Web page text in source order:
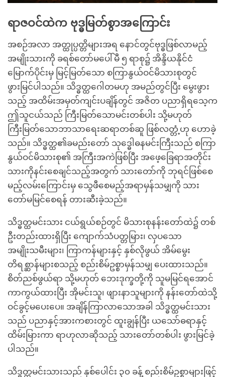
ရာဇဝင်ထဲက ဗုဒ္ဓမြတ်စွာအကြောင်း
အစဉ်အလာ အတ္ထုပ္ပတ္တိများအရ နောင်တွင်ဗုဒ္ဓဖြစ်လာမည့်
အမျိုးသားကို ခရစ်တော်မပေါ်မီ ၅ ရာစု၌ အိန္ဒိယနိုင်ငံ
မြောက်ပိုင်းမှ မြင့်မြတ်သော စကြာနွယ်ဝင်မိသားစုတွင်
ဖွားမြင်ပါသည်။ သိဒ္ဓတ္ထဂေါတမဟု အမည်တွင်ပြီး မွေးဖွား
သည့် အထိမ်းအမှတ်ကျင်းပချိန်တွင် အဇိတ ပညာရှိရသေ့က
ဤသူငယ်သည် ကြီးမြတ်သောမင်းတစ်ပါး သို့မဟုတ်
ကြီးမြတ်သောဘာသာရေးဆရာတစ်ဆူ ဖြစ်လတ္တံ့ဟု ဟောခဲ့
သည်။ သိဒ္ဓတ္ထ၏ခမည်းတော် သုဒ္ဓေါဓနမင်းကြီးသည် စကြာ
နွယ်ဝင်မိသားစု၏ အကြီးအကဲဖြစ်ပြီး အဖေ့ခြေရာအတိုင်း
သားကိုနင်းစေချင်သည့်အတွက် သားတော်ကို ဘုရင်ဖြစ်စေ
မည့်လမ်းကြောင်းမှ သွေဖီစေမည့်အရာမှန်သမျှကို သား
တော်မမြင်စေရန် တားဆီးခဲ့သည်။
သိဒ္ဓတ္ထမင်းသား ငယ်ရွယ်စဉ်တွင် မိသားစုနန်းတော်ထဲ၌ တစ်
ဦးတည်းထားရှိပြီး ကျောက်သံပတ္တမြား၊ လှပသော
အမျိုးသမီးများ၊ ကြာကန်များနှင့် နှစ်လိုဖွယ် အိမ်မွေး
တိရစ္ဆာန်များစသည့် စည်းစိမ်ဥစ္စာမှန်သမျှ ပေးထားသည်။
စိတ်ညစ်ဖွယ်ရာ သို့မဟုတ် ဘေးဒုက္ခတို့ကို သူမမြင်ရအောင်
ကာကွယ်ထားပြီး အိုမင်းသူ၊ ဖျားနာသူများကို နန်းတော်ထဲသို့
ဝင်ခွင့်မပေးပေ။ အချိန်ကြာလာသောအခါ သိဒ္ဓတ္ထမင်းသား
သည် ပညာနှင့်အားကစားတွင် ထူးချွန်ပြီး ယသော်ဓရာနှင့်
ထိမ်းမြားကာ ရာဟုလာဆိုသည့် သားတော်တစ်ပါး ဖွားမြင်ခဲ့
ပါသည်။
သိဒ္ဓတ္ထမင်းသားသည် နှစ်ပေါင်း ၃၀ ခန့် စည်းစိမ်ဥစ္စာများဖြင့်